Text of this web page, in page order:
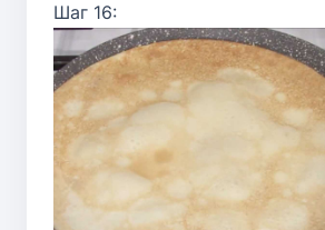
Шаг 16: